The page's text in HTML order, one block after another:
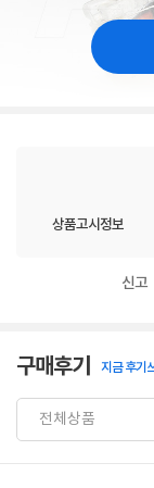
상품고시정보
신고
구매후기 지금 후기